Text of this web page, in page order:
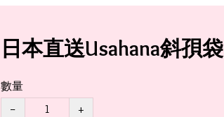
日本直送Usahana斜孭袋
數量
−
+